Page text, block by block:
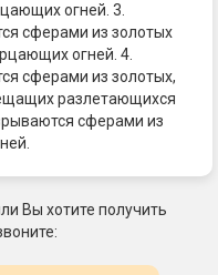
огней. 3.
сферами из золотых
огней. 4.
сферами из золотых,
разлетающихся
сферами из
Вы хотите получить